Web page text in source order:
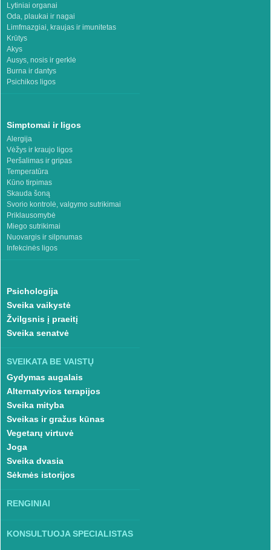
Lytiniai organai
Oda, plaukai ir nagai
Limfmazgiai, kraujas ir imunitetas
Krūtys
Akys
Ausys, nosis ir gerklė
Burna ir dantys
Psichikos ligos
Simptomai ir ligos
Alergija
Vėžys ir kraujo ligos
Peršalimas ir gripas
Temperatūra
Kūno tirpimas
Skauda šoną
Svorio kontrolė, valgymo sutrikimai
Priklausomybė
Miego sutrikimai
Nuovargis ir silpnumas
Infekcinės ligos
Psichologija
Sveika vaikystė
Žvilgsnis į praeitį
Sveika senatvė
SVEIKATA BE VAISTŲ
Gydymas augalais
Alternatyvios terapijos
Sveika mityba
Sveikas ir gražus kūnas
Vegetarų virtuvė
Joga
Sveika dvasia
Sėkmės istorijos
RENGINIAI
KONSULTUOJA SPECIALISTAS